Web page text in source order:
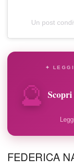
Un post
🔮
✦
FEDERICA